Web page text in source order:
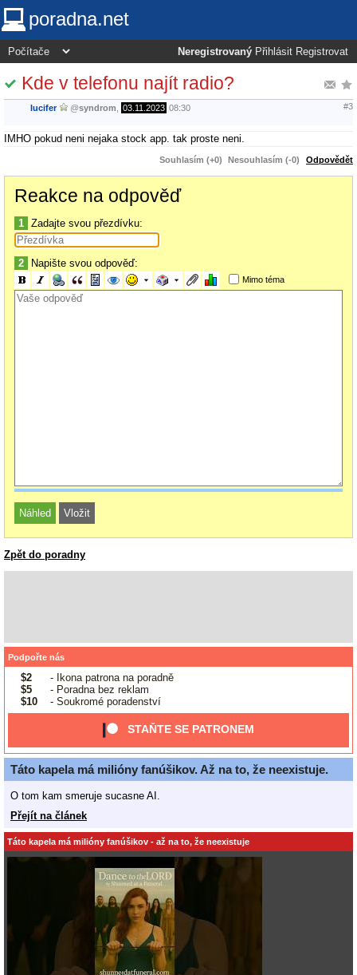
poradna.net
Neregistrovaný Přihlásit Registrovat
Kde v telefonu najít radio?
lucifer @syndrom 03.11.2023 08:30 #3
IMHO pokud neni nejaka stock app. tak proste neni.
Souhlasím (+0) Nesouhlasím (-0) Odpovědět
Reakce na odpověď
1 Zadajte svou přezdívku:
2 Napište svou odpověď:
Mimo téma
Zpět do poradny
Podpořte nás
$2
- Ikona patrona na poradně
$5
- Poradna bez reklam
$10
- Soukromé poradenství
STAŇTE SE PATRONEM
Táto kapela má milióny fanúšikov. Až na to, že neexistuje.
O tom kam smeruje sucasne AI.
Přejít na článek
Táto kapela má milióny fanúšikov - až na to, že neexistuje